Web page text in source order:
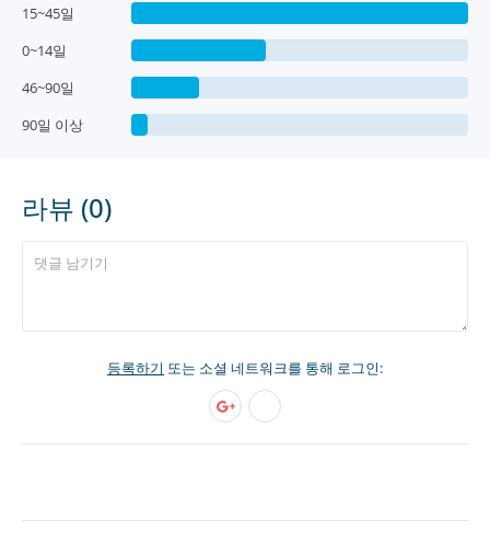
15~45일
0~14일
46~90일
90일 이상
라뷰 (0)
등록하기 또는 소셜 네트워크를 통해 로그인: